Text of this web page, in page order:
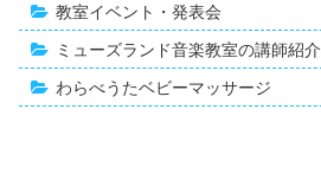
教室イベント・発表会
ミューズランド音楽教室の講師紹介
わらべうたベビーマッサージ